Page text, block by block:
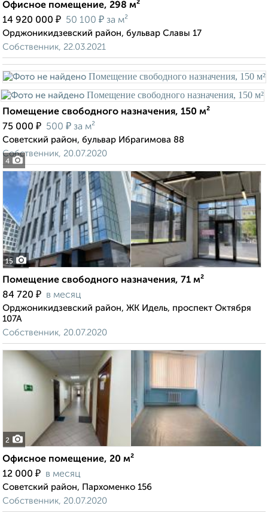
Офисное помещение, 298 м²
14 920 000 ₽ 50 100 ₽ за м²
Орджоникидзевский район, бульвар Славы 17
Собственник, 22.03.2021
4
Помещение свободного назначения, 150 м²
75 000 ₽ 500 ₽ за м²
Советский район, бульвар Ибрагимова 88
Собственник, 20.07.2020
15
Помещение свободного назначения, 71 м²
84 720 ₽ в месяц
Орджоникидзевский район, ЖК Идель, проспект Октября
107А
Собственник, 20.07.2020
2
Офисное помещение, 20 м²
12 000 ₽ в месяц
Советский район, Пархоменко 156
Собственник, 20.07.2020